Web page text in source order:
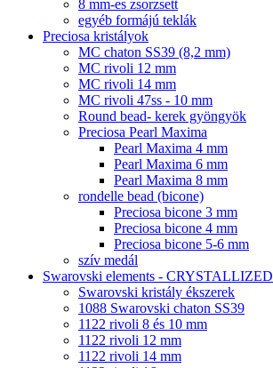
8 mm-es zsorzsett
egyéb formájú teklák
Preciosa kristályok
MC chaton SS39 (8,2 mm)
MC rivoli 12 mm
MC rivoli 14 mm
MC rivoli 47ss - 10 mm
Round bead- kerek gyöngyök
Preciosa Pearl Maxima
Pearl Maxima 4 mm
Pearl Maxima 6 mm
Pearl Maxima 8 mm
rondelle bead (bicone)
Preciosa bicone 3 mm
Preciosa bicone 4 mm
Preciosa bicone 5-6 mm
szív medál
Swarovski elements - CRYSTALLIZED
Swarovski kristály ékszerek
1088 Swarovski chaton SS39
1122 rivoli 8 és 10 mm
1122 rivoli 12 mm
1122 rivoli 14 mm